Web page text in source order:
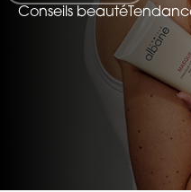
Conseils beauté